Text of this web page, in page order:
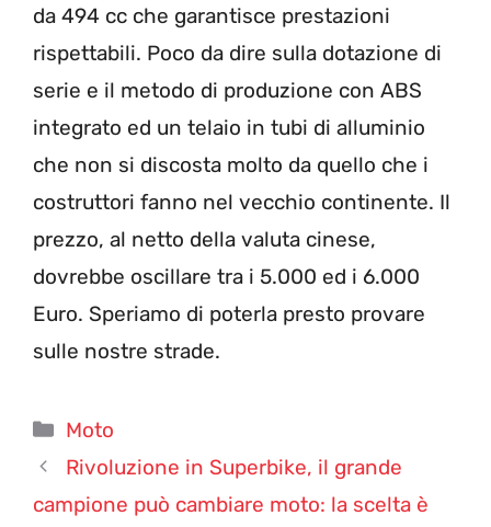
da 494 cc che garantisce prestazioni
rispettabili. Poco da dire sulla dotazione di
serie e il metodo di produzione con ABS
integrato ed un telaio in tubi di alluminio
che non si discosta molto da quello che i
costruttori fanno nel vecchio continente. Il
prezzo, al netto della valuta cinese,
dovrebbe oscillare tra i 5.000 ed i 6.000
Euro. Speriamo di poterla presto provare
sulle nostre strade.
Categorie
Moto
Rivoluzione in Superbike, il grande
campione può cambiare moto: la scelta è